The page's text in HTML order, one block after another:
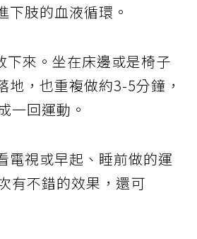
下肢的血液循環。
下來。坐在床邊或是椅子
地，也重複做約3-5分鐘，
一回運動。
電視或早起、睡前做的運
有不錯的效果，還可